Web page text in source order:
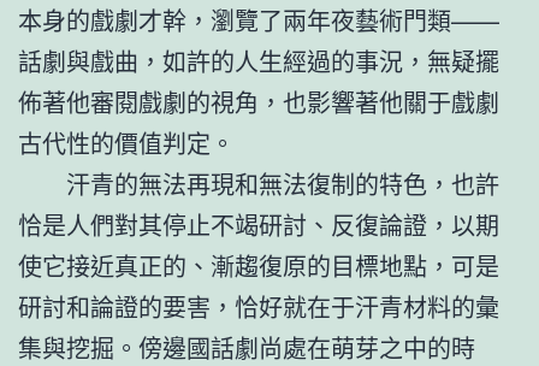
本身的戲劇才幹，瀏覽了兩年夜藝術門類——
話劇與戲曲，如許的人生經過的事況，無疑擺
佈著他審閱戲劇的視角，也影響著他關于戲劇
古代性的價值判定。
汗青的無法再現和無法復制的特色，也許
恰是人們對其停止不竭研討、反復論證，以期
使它接近真正的、漸趨復原的目標地點，可是
研討和論證的要害，恰好就在于汗青材料的彙
集與挖掘。傍邊國話劇尚處在萌芽之中的時